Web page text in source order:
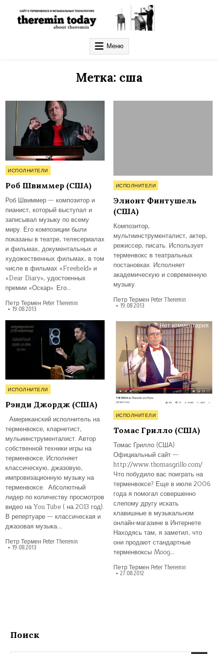
содержимому
Theremin Today — Терменвокс
терменвокс, электронная музыка
Меню
Метка: сша
Опубликовано
ИСПОЛНИТЕЛИ
Роб Швиммер (США)
Роб Швиммер — композитор и
пианист, который выступал и
записывал музыку по всему
миру. Его композиции были
показаны в театре, телесериалах
и фильмах, документальных и
художественных фильмах, в том
числе в фильмах «Freeheld» и
«Dear Diary», удостоенных
премии «Оскар». Его…
Петр Термен Peter Theremin
19.08.2013
Опубликовано
ИСПОЛНИТЕЛИ
Элионт Финтушель
(США)
Композитор,
мультиинструменталист, актер,
режиссер, писать. Использует
терменвокс в театральных
постановках. Исполняет
академическую и современную
музыку.
Петр Термен Peter Theremin
19.08.2013
Опубликовано
ИСПОЛНИТЕЛИ
Рэнди Джордж (США)
Американский исполнитель на
терменвоксе, кларнетист,
мульиинструменталист. Автор
собственной техники игры на
терменвоксе. Исполняет
классическую, джазовую,
импровизационную музыку на
терменвоксе. Абсолютный
лидер по количеству просмотров
видео на You Tube ( на 2013 год).
В репертуаре — классическая и
джазовая музыка….
Петр Термен Peter Theremin
19.08.2013
Нет комментарияна
Опубликовано
ИСПОЛНИТЕЛИ
Томас Грилло (США)
Томас Грилло (США)
Официальный сайт —
http://www.thomasgrillo.com/
Что побудило вас поиграть на
терменвоксе? Еще в июле 2006
года я помогал совершенно
слепому другу искать
клавишные в музыкальном
онлайн-магазине в Интернете.
Находясь там, я заметил, что
они продают стандартные
терменвоксы Moog…
Петр Термен Peter Theremin
27.08.2012
Поиск